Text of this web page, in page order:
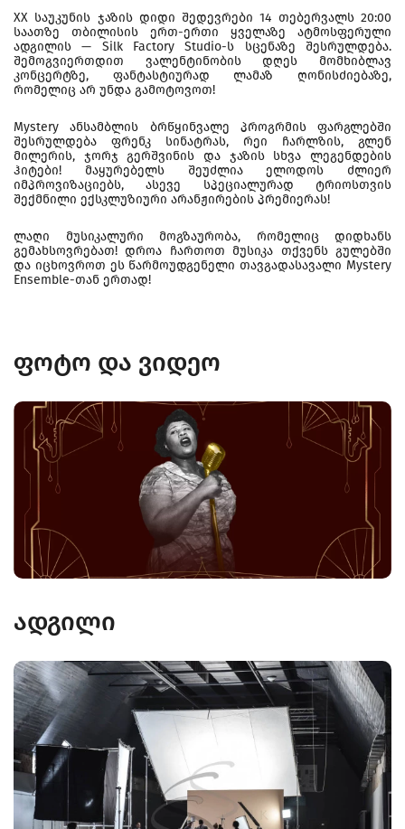
XX საუკუნის ჯაზის დიდი შედევრები 14 თებერვალს 20:00
საათზე თბილისის ერთ-ერთი ყველაზე ატმოსფერული
ადგილის — Silk Factory Studio-ს სცენაზე შესრულდება.
შემოგვიერთდით ვალენტინობის დღეს მომხიბლავ
კონცერტზე, ფანტასტიურად ლამაზ ღონისძიებაზე,
რომელიც არ უნდა გამოტოვოთ!
Mystery ანსამბლის ბრწყინვალე პროგრმის ფარგლებში
შესრულდება ფრენკ სინატრას, რეი ჩარლზის, გლენ
მილერის, ჯორჯ გერშვინის და ჯაზის სხვა ლეგენდების
ჰიტები! მაყურებელს შეუძლია ელოდოს ძლიერ
იმპროვიზაციებს, ასევე სპეციალურად ტრიოსთვის
შექმნილი ექსკლუზიური არანჟირების პრემიერას!
ლაღი მუსიკალური მოგზაურობა, რომელიც დიდხანს
გემახსოვრებათ! დროა ჩართოთ მუსიკა თქვენს გულებში
და იცხოვროთ ეს წარმოუდგენელი თავგადასავალი Mystery
Ensemble-თან ერთად!
ფოტო და ვიდეო
ადგილი